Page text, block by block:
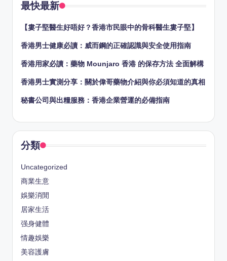
最快最新
【婁子堅醫生好唔好？香港市民眼中的骨科醫生婁子堅】
香港男士健康必讀：威而鋼的正確認識與安全使用指南
香港用家必讀：藥物 Mounjaro 香港 的保存方法 全面解構
香港男士實測分享：關於偉哥藥物介紹與你必須知道的真相
秘書公司與出糧服務：香港企業營運的必備指南
分類
Uncategorized
商業生意
娛樂消閒
居家生活
强身健體
情趣娛樂
美容護膚